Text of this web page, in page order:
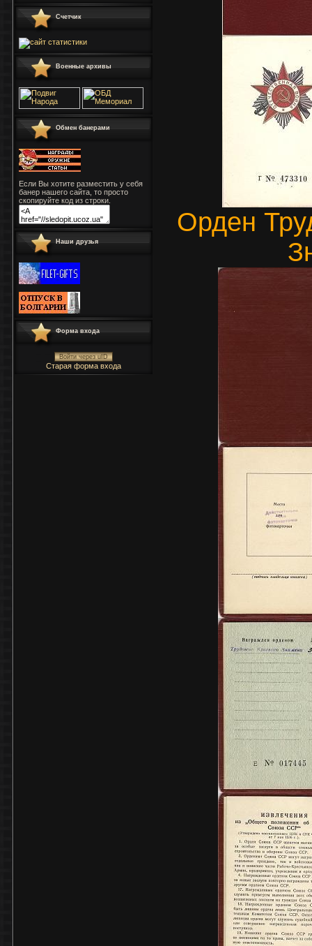
Счетчик
Военные архивы
Обмен банерами
Если Вы хотите разместить у себя
банер нашего сайта, то просто
скопируйте код из строки.
Наши друзья
Форма входа
Войти через uID
Старая форма входа
Орден